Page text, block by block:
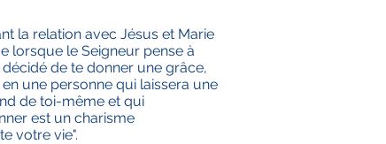
la relation avec Jésus et Marie
lorsque le Seigneur pense à
de te donner une grâce,
une personne qui laissera une
de toi-même et qui
est un charisme
votre vie".